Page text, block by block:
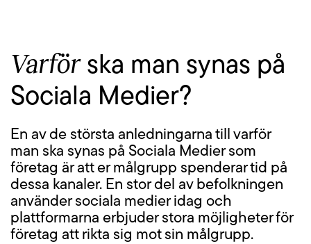
English
Varförska man synas på
Sociala Medier?
En av de största anledningarna till varför
man ska synas på Sociala Medier som
företag är att er målgrupp spenderar tid på
dessa kanaler. En stor del av befolkningen
använder sociala medier idag och
plattformarna erbjuder stora möjligheter för
företag att rikta sig mot sin målgrupp.